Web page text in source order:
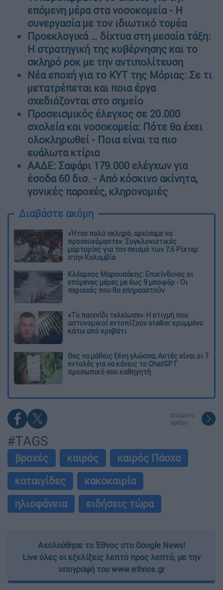
επόμενη μέρα στα νοσοκομεία - Η
συνεργασία με τον ιδιωτικό τομέα
Προεκλογικά … δίχτυα στη μεσαία τάξη:
Η στρατηγική της κυβέρνησης και το
σκληρό ροκ με την αντιπολίτευση
Νέα εποχή για το ΚΥΤ της Μόριας: Σε τι
μετατρέπεται και ποια έργα
σχεδιάζονται στο σημείο
Προσεισμικός έλεγχος σε 20.000
σχολεία και νοσοκομεία: Πότε θα έχει
ολοκληρωθεί - Ποια είναι τα πιο
ευάλωτα κτίρια
ΑΑΔΕ: Σαφάρι 179.000 ελέγχων για
έσοδα 60 δισ. - Από κόσκινο ακίνητα,
γονικές παροχές, κληρονομιές
Διαβάστε ακόμη
«Ήταν πολύ σκληρό, αρχίσαμε να
προσευχόμαστε»: Συγκλονιστικές
μαρτυρίες για τον σεισμό των 7,6 Ρίχτερ
στην Κολομβία
Κλέαρχος Μαρουσάκης: Επικίνδυνες οι
επόμενες μέρες με έως 9 μποφόρ - Οι
περιοχές που θα επηρεαστούν
«Το παιχνίδι τελείωσε»: Η στιγμή που
αστυνομικοί εντοπίζουν stalker κρυμμένο
κάτω από κρεβάτι
Θες να μάθεις ξένη γλώσσα; Αυτές είναι οι 7
εντολές για να κάνεις το ChatGPT
προσωπικό σου καθηγητή
επόμενο
άρθρο
#TAGS
βροχές καιρός
καιρός Πάσχα
καταιγίδες
κακοκαιρία
ηλιοφάνεια
ειδήσεις τώρα
Ακολούθησε το Έθνος στο Google News!
Live όλες οι εξελίξεις λεπτό προς λεπτό, με την
υπογραφή του www.ethnos.gr